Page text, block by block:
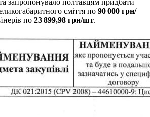
сміття по 90 000 грн/
по 23 899,98 грн/шт.